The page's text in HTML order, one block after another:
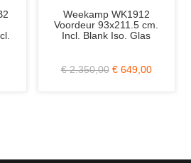
Weekamp WK1912
Voordeur 93x211.5 cm.
Incl. Blank Iso. Glas
€ 2.350,00 € 649,00